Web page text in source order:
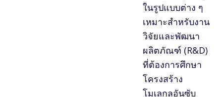
ในรูปแบบต่าง ๆ
เหมาะสำหรับงาน
วิจัยและพัฒนา
ผลิตภัณฑ์ (R&D)
ที่ต้องการศึกษา
โครงสร้าง
โมเลกุลอันซับ